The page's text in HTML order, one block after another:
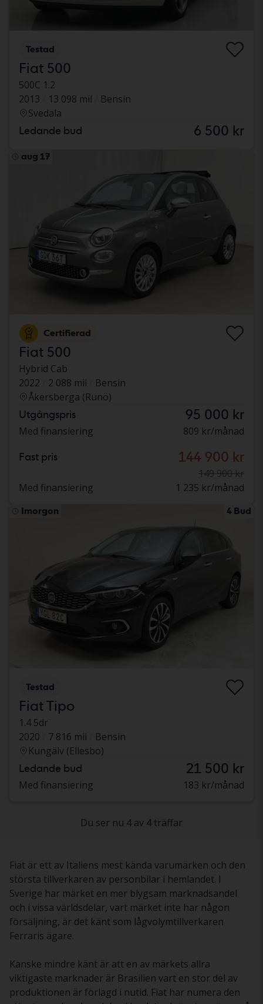
Testad
Fiat 500
500C 1.2
2013
13 098 mil
Bensin
Svedala
Ledande bud 6 500 kr
aug 17
Certifierad
Fiat 500
Hybrid Cab
2022
2 088 mil
Bensin
Åkersberga (Runö)
Utgångspris 95 000 kr
Med finansiering 809 kr/månad
Fast pris 144 900 kr
149 900 kr
Med finansiering
1 235 kr/månad
Imorgon 4 Bud
Testad
Fiat Tipo
1.4 5dr
2020
7 816 mil
Bensin
Kungälv (Ellesbo)
Ledande bud 21 500 kr
Med finansiering 183 kr/månad
Du ser nu 4 av 4 träffar
Fiat är ett av Italiens mest kända varumärken och den
största tillverkaren av personbilar i hemlandet. I
Sverige har märket en mer blygsam marknadsandel
och i vissa världsdelar, vart märket inte har någon
försäljning, är det känt som lågvolymtillverkaren
Ferraris ägare.
Kanske mindre känt är att en av märkets allra
viktigaste marknader är Brasilien vart en stor del av
produktionen är förlagd i nutid. Fiat har numera den